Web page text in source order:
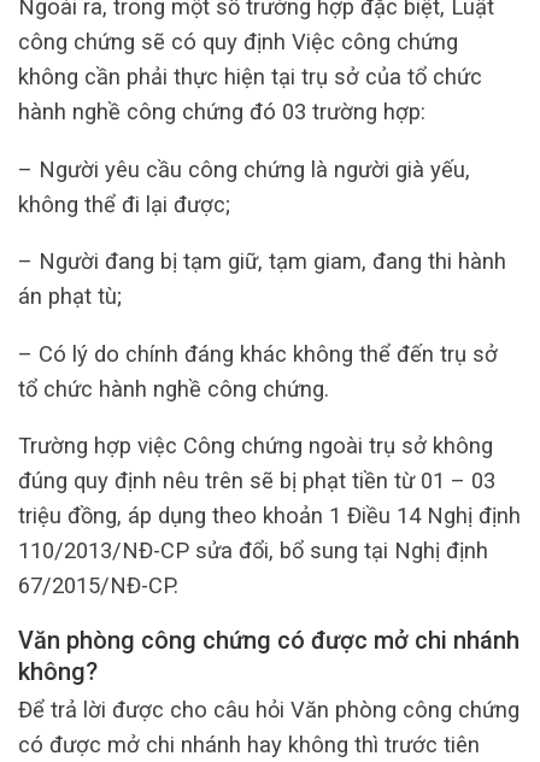
Ngoài ra, trong một số trường hợp đặc biệt, Luật
công chứng sẽ có quy định Việc công chứng
không cần phải thực hiện tại trụ sở của tổ chức
hành nghề công chứng đó 03 trường hợp:
– Người yêu cầu công chứng là người già yếu,
không thể đi lại được;
– Người đang bị tạm giữ, tạm giam, đang thi hành
án phạt tù;
– Có lý do chính đáng khác không thể đến trụ sở
tổ chức hành nghề công chứng.
Trường hợp việc Công chứng ngoài trụ sở không
đúng quy định nêu trên sẽ bị phạt tiền từ 01 – 03
triệu đồng, áp dụng theo khoản 1 Điều 14 Nghị định
110/2013/NĐ-CP sửa đổi, bổ sung tại Nghị định
67/2015/NĐ-CP.
Văn phòng công chứng có được mở chi nhánh
không?
Để trả lời được cho câu hỏi Văn phòng công chứng
có được mở chi nhánh hay không thì trước tiên